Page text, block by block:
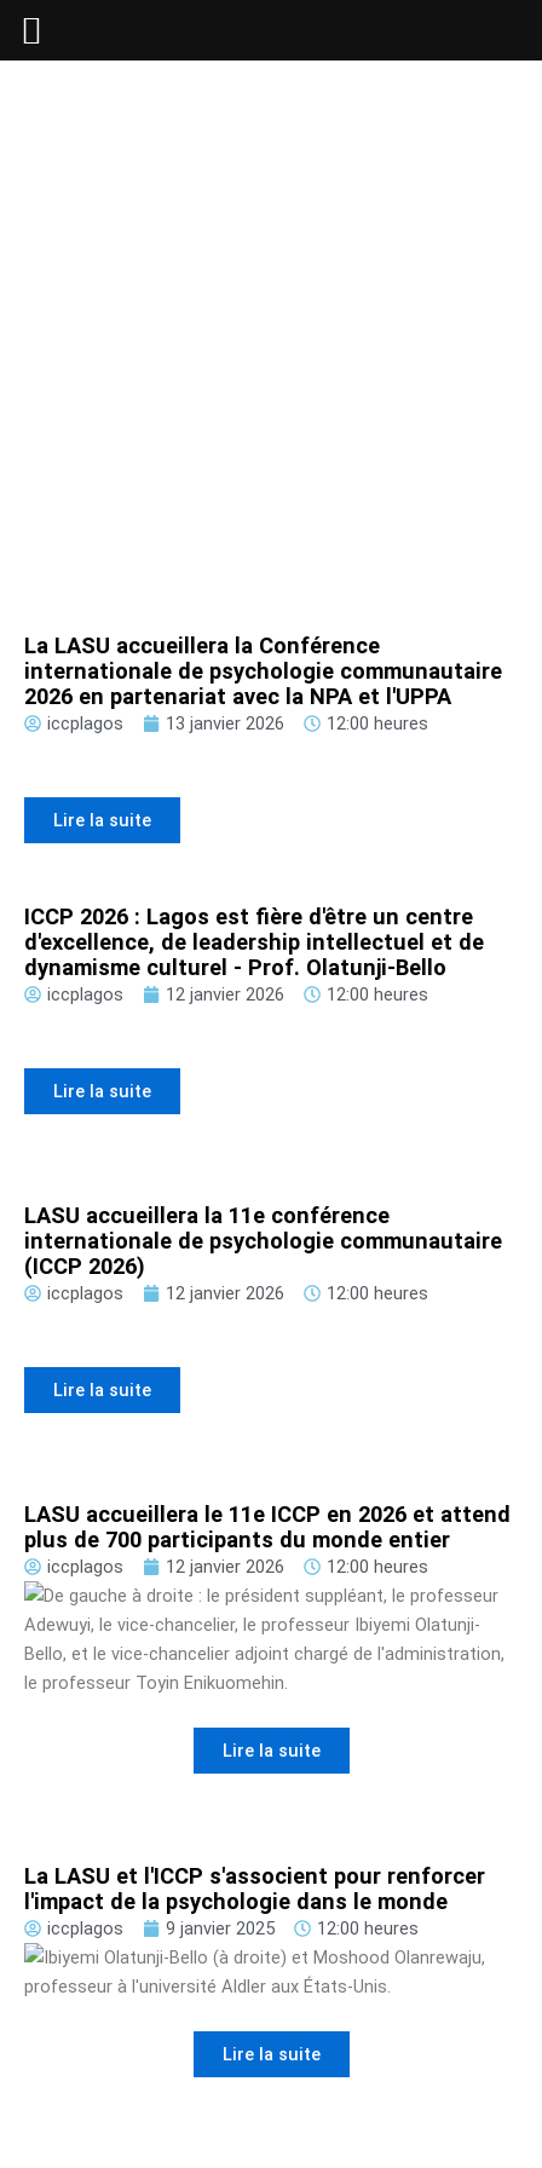
Skip
La LASU accueillera la Conférence
internationale de psychologie communautaire
2026 en partenariat avec la NPA et l'UPPA
iccplagos 13 janvier 2026 12:00 heures
Lire la suite
ICCP 2026 : Lagos est fière d'être un centre
d'excellence, de leadership intellectuel et de
dynamisme culturel - Prof. Olatunji-Bello
iccplagos 12 janvier 2026 12:00 heures
Lire la suite
LASU accueillera la 11e conférence
internationale de psychologie communautaire
(ICCP 2026)
iccplagos 12 janvier 2026 12:00 heures
Lire la suite
LASU accueillera le 11e ICCP en 2026 et attend
plus de 700 participants du monde entier
iccplagos 12 janvier 2026 12:00 heures
Lire la suite
La LASU et l'ICCP s'associent pour renforcer
l'impact de la psychologie dans le monde
iccplagos 9 janvier 2025 12:00 heures
Lire la suite